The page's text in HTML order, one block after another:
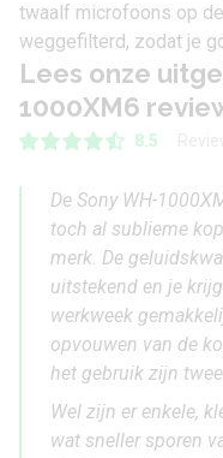
twaalf microfoons op
weggefilterd, zodat je
Lees onze
1000XM6
8.5
De Sony WH-
toch al sublieme
merk. De
uitstekend en je
werkweek
opvouwen van de
het gebruik zijn
Wel zijn er enkele,
wat sneller sporen